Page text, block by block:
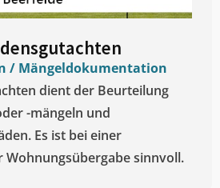
/ Mängeldokumentation
dient der Beurteilung
-mängeln und
Es ist bei einer
Wohnungsübergabe sinnvoll.